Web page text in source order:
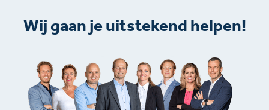
Wij gaan je uitstekend helpen!​